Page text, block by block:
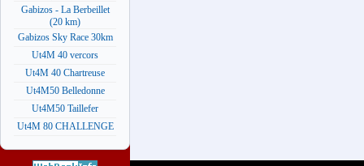
Gabizos - La Berbeillet
(20 km)
Gabizos Sky Race 30km
Ut4M 40 vercors
Ut4M 40 Chartreuse
Ut4M50 Belledonne
Ut4M50 Taillefer
Ut4M 80 CHALLENGE